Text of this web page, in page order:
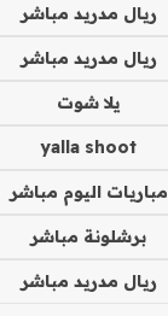
ريال مدريد مباشر
ريال مدريد مباشر
يلا شوت
yalla shoot
مباريات اليوم مباشر
برشلونة مباشر
ريال مدريد مباشر